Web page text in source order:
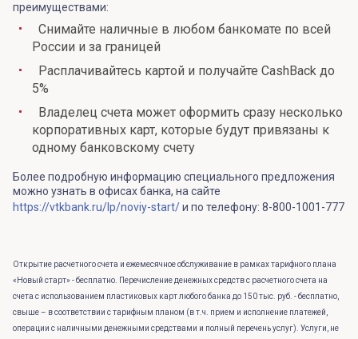
преимуществами:
Снимайте наличные в любом банкомате по всей
России и за границей
Расплачивайтесь картой и получайте CashBack до
5%
Владелец счета может оформить сразу несколько
корпоративных карт, которые будут привязаны к
одному банковскому счету
Более подробную информацию специального предложения
можно узнать в офисах банка, на сайте
https://vtkbank.ru/lp/noviy-start/и по телефону: 8-800-1001-777
Открытие расчетного счета и ежемесячное обслуживание в рамках тарифного плана
«Новый старт» - бесплатно. Перечисление денежных средств с расчетного счета на
счета с использованием пластиковых карт любого банка до 150 тыс. руб. - бесплатно,
свыше – в соответствии с тарифным планом (в т.ч. прием и исполнение платежей,
операции с наличными денежными средствами и полный перечень услуг). Услуги, не